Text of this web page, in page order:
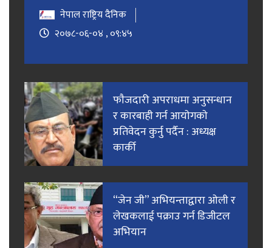
नेपाल राष्ट्रिय दैनिक
२०७८-०६-०४ , ०९:४५
फाैजदारी अपराधमा अनुसन्धान
र कारबाही गर्न आयाेगकाे
प्रतिवेदन कुर्नु पर्दैन : अध्यक्ष
कार्की
“जेन जी” अभियन्ताद्वारा ओली र
लेखकलाई पक्राउ गर्न डिजीटल
अभियान